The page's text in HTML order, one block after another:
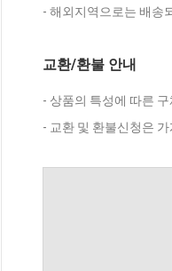
- 해외지역으로는 배송
교환/환불 안내
- 상품의 특성에 따른
- 교환 및 환불신청은